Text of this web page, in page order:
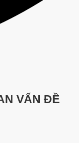
VẤN ĐỀ